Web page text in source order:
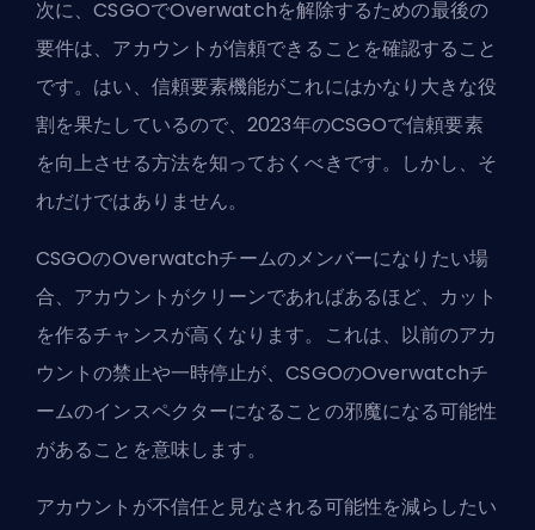
次に、CSGOでOverwatchを解除するための最後の
要件は、アカウントが信頼できることを確認すること
です。はい、信頼要素機能がこれにはかなり大きな役
割を果たしているので、2023年のCSGOで信頼要素
を向上させる方法を知っておくべきです。しかし、そ
れだけではありません。
CSGOのOverwatchチームのメンバーになりたい場
合、アカウントがクリーンであればあるほど、カット
を作るチャンスが高くなります。これは、以前のアカ
ウントの禁止や一時停止が、CSGOのOverwatchチ
ームのインスペクターになることの邪魔になる可能性
があることを意味します。
アカウントが不信任と見なされる可能性を減らしたい